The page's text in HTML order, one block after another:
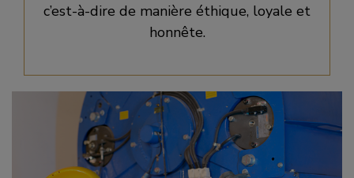
c’est-à-dire de manière éthique, loyale et
honnête.